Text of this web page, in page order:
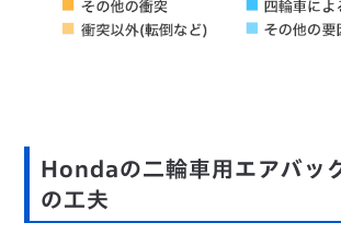
Hondaの二輪車用エアバッ
の工夫